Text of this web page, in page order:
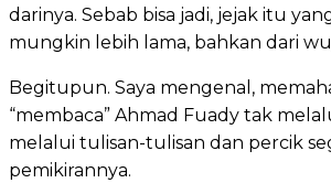
darinya. Sebab bisa jadi, jejak itu
mungkin lebih lama, bahkan dari
Begitupun. Saya mengenal,
“membaca” Ahmad Fuady tak
melalui tulisan-tulisan dan percik
pemikirannya.